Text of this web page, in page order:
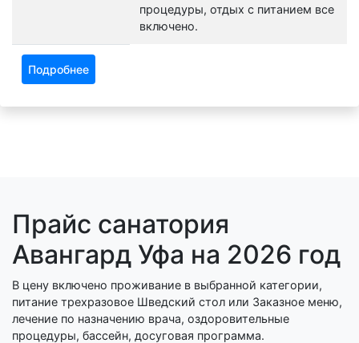
процедуры, отдых с питанием все
включено.
Подробнее
Прайс санатория
Авангард Уфа на 2026 год
В цену включено проживание в выбранной категории,
питание трехразовое Шведский стол или Заказное меню,
лечение по назначению врача, оздоровительные
процедуры, бассейн, досуговая программа.